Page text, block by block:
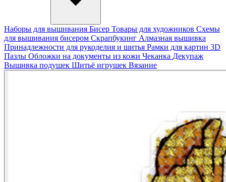
Наборы для вышивания Бисер Товары для художников Схемы
для вышивания бисером Скрапбукинг Алмазная вышивка
Принадлежности для рукоделия и шитья Рамки для картин 3D
Пазлы Обложки на документы из кожи Чеканка Декупаж
Вышивка подушек Шитьё игрушек Вязание